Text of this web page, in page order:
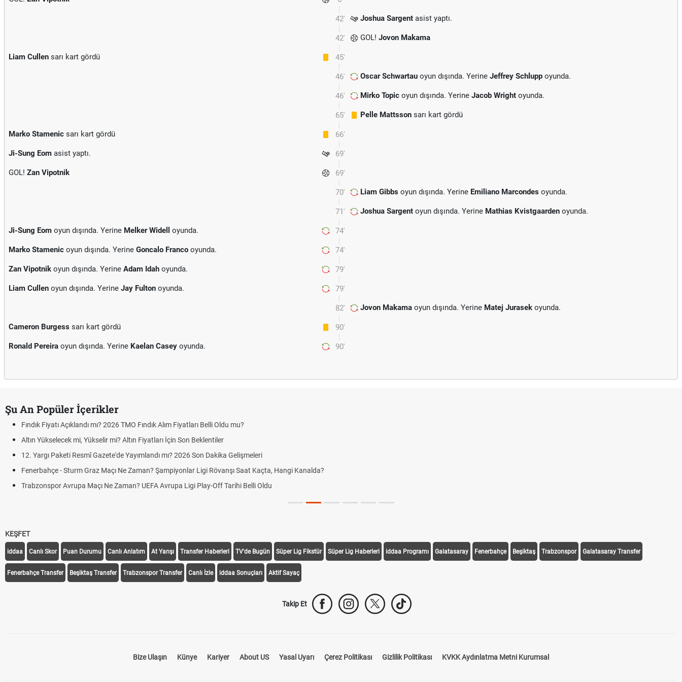
42' Joshua Sargent asist yaptı.
42' GOL! Jovon Makama
45'
Liam Cullen sarı kart gördü
46' Oscar Schwartau oyun dışında. Yerine Jeffrey Schlupp oyunda.
46' Mirko Topic oyun dışında. Yerine Jacob Wright oyunda.
65' Pelle Mattsson sarı kart gördü
66'
Marko Stamenic sarı kart gördü
69'
Ji-Sung Eom asist yaptı.
69'
GOL! Zan Vipotnik
70' Liam Gibbs oyun dışında. Yerine Emiliano Marcondes oyunda.
71' Joshua Sargent oyun dışında. Yerine Mathias Kvistgaarden oyunda.
74'
Ji-Sung Eom oyun dışında. Yerine Melker Widell oyunda.
74'
Marko Stamenic oyun dışında. Yerine Goncalo Franco oyunda.
79'
Zan Vipotnik oyun dışında. Yerine Adam Idah oyunda.
79'
Liam Cullen oyun dışında. Yerine Jay Fulton oyunda.
82' Jovon Makama oyun dışında. Yerine Matej Jurasek oyunda.
90'
Cameron Burgess sarı kart gördü
90'
Ronald Pereira oyun dışında. Yerine Kaelan Casey oyunda.
Şu An Popüler İçerikler
Fındık Fiyatı Açıklandı mı? 2026 TMO Fındık Alım Fiyatları Belli Oldu mu?
Altın Yükselecek mi, Yükselir mi? Altın Fiyatları İçin Son Beklentiler
12. Yargı Paketi Resmî Gazete'de Yayımlandı mı? 2026 Son Dakika Gelişmeleri
Fenerbahçe - Sturm Graz Maçı Ne Zaman? Şampiyonlar Ligi Rövanşı Saat Kaçta, Hangi Kanalda?
Trabzonspor Avrupa Maçı Ne Zaman? UEFA Avrupa Ligi Play-Off Tarihi Belli Oldu
KEŞFET
iddaa Canlı Skor Puan Durumu Canlı Anlatım At Yarışı Transfer Haberleri TV'de Bugün Süper Lig Fikstür Süper Lig Haberleri iddaa Programı Galatasaray Fenerbahçe Beşiktaş Trabzonspor Galatasaray Transfer
Fenerbahçe Transfer Beşiktaş Transfer Trabzonspor Transfer Canlı İzle iddaa Sonuçları Aktif Sayaç
Takip Et
Bize Ulaşın Künye Kariyer About US Yasal Uyarı Çerez Politikası Gizlilik Politikası KVKK Aydınlatma Metni Kurumsal